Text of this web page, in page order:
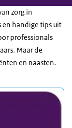
zorg in
en handige tips uit
professionals
Maar de
en naasten.